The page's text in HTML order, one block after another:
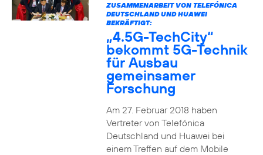
ZUSAMMENARBEIT VON TELEFÓNICA
DEUTSCHLAND UND HUAWEI
BEKRÄFTIGT:
„4.5G-TechCity“
bekommt 5G-Technik
für Ausbau
gemeinsamer
Forschung
Am 27. Februar 2018 haben
Vertreter von Telefónica
Deutschland und Huawei bei
einem Treffen auf dem Mobile